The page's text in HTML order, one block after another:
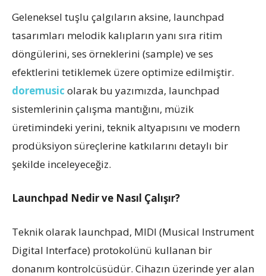
Geleneksel tuşlu çalgıların aksine, launchpad
tasarımları melodik kalıpların yanı sıra ritim
döngülerini, ses örneklerini (sample) ve ses
efektlerini tetiklemek üzere optimize edilmiştir.
doremusic olarak bu yazımızda, launchpad
sistemlerinin çalışma mantığını, müzik
üretimindeki yerini, teknik altyapısını ve modern
prodüksiyon süreçlerine katkılarını detaylı bir
şekilde inceleyeceğiz.
Launchpad Nedir ve Nasıl Çalışır?
Teknik olarak launchpad, MIDI (Musical Instrument
Digital Interface) protokolünü kullanan bir
donanım kontrolcüsüdür. Cihazın üzerinde yer alan